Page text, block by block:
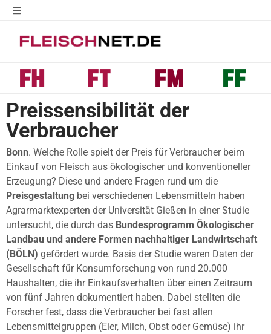
Preissensibilität der
Verbraucher
Bonn. Welche Rolle spielt der Preis für Verbraucher beim
Einkauf von Fleisch aus ökologischer und konventioneller
Erzeugung? Diese und andere Fragen rund um die
Preisgestaltung bei verschiedenen Lebensmitteln haben
Agrarmarktexperten der Universität Gießen in einer Studie
untersucht, die durch das Bundesprogramm Ökologischer
Landbau und andere Formen nachhaltiger Landwirtschaft
(BÖLN) gefördert wurde. Basis der Studie waren Daten der
Gesellschaft für Konsumforschung von rund 20.000
Haushalten, die ihr Einkaufsverhalten über einen Zeitraum
von fünf Jahren dokumentiert haben. Dabei stellten die
Forscher fest, dass die Verbraucher bei fast allen
Lebensmittelgruppen (Eier, Milch, Obst oder Gemüse) ihr